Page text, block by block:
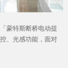
蒙特斯断桥电动提
、光感功能，面对